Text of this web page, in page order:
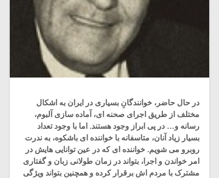
در حال حاضر، خوانندگانِ بسیاری در ایران به اشکال
مختلف از طریق اجرای صحنه ای، آماده سازی آلبوم،
رسانه و… در پی ابراز وجود هستند. اما با وجود تعداد
بسیار زیاد آنان، متاسفانه با خواننده ای باشکوه، به ندرت
روبرو می شویم. خواننده ای که در عین توانایی هایش در
امر خواندن و اجرا، بتواند در زمان طولانی زبان و گفتاری
مشترک با مردم اش برقرار کرده و همچنین بتواند ویژگی